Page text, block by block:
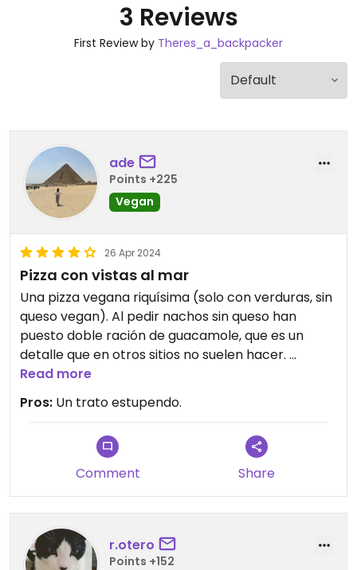
3 Reviews
First Review by Theres_a_backpacker
ade
Points +225
Vegan
26 Apr 2024
Pizza con vistas al mar
Una pizza vegana riquísima (solo con verduras, sin
queso vegan). Al pedir nachos sin queso han
puesto doble ración de guacamole, que es un
detalle que en otros sitios no suelen hacer.
Suelen tener hamburguesa, pero no el día de la
El lugar es agradable, pegado a la playa. Dentro,
hay ventanales grandes, con vistas a la playa.
Read more
Pros: Un trato estupendo.
Comment Share
r.otero
Points +152